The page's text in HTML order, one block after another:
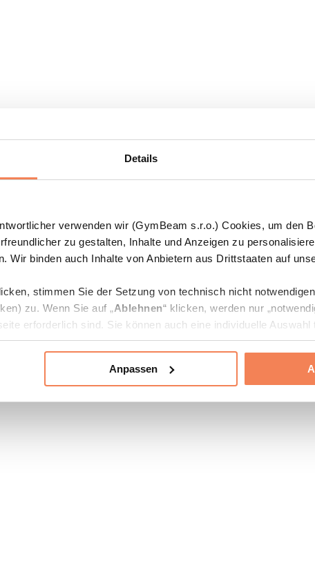
Details
verwenden wir (GymBeam s.r.o.) Cookies, um den
zu gestalten, Inhalte und Anzeigen zu
Wir binden auch Inhalte von Anbietern aus Drittstaaten auf
stimmen Sie der Setzung von technisch nicht
zu. Wenn Sie auf „Ablehnen“ klicken, werden nur
erforderlich sind. Sie können auch eine individuelle Auswahl
an- oder abwählen und „Auswahl erlauben“ klicken.
Ihrer Daten finden Sie in den Unterpunkten „Details“
Anpassen